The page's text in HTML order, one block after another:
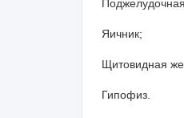
Яичник;
Щитовидная
Гипофиз.